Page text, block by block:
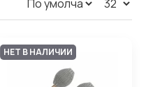
НЕТ В НАЛИЧИИ